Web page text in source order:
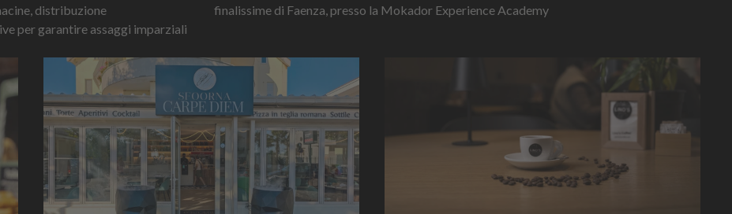
distribuzione
per garantire assaggi imparziali
finalissime di Faenza, presso la Mokador Experience Academy